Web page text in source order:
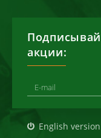
акции:
English version